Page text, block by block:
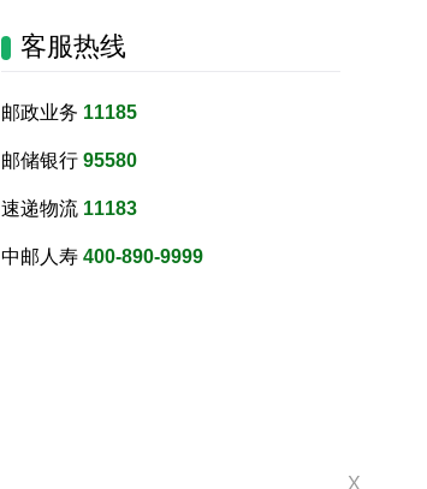
客服热线
邮政业务 11185
邮储银行 95580
速递物流 11183
中邮人寿 400-890-9999
X